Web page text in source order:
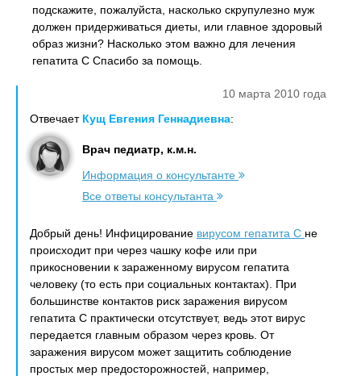
подскажите, пожалуйста, насколько скрупулезно муж
должен придерживаться диеты, или главное здоровый
образ жизни? Насколько этом важно для лечения
гепатита С Спасибо за помощь.
10 марта 2010 года
Отвечает Кущ Евгения Геннадиевна:
Врач педиатр, к.м.н.
Информация о консультанте
Все ответы консультанта
Добрый день! Инфицирование вирусом гепатита С не
происходит при через чашку кофе или при
прикосновении к зараженному вирусом гепатита
человеку (то есть при социальных контактах). При
большинстве контактов риск заражения вирусом
гепатита С практически отсутствует, ведь этот вирус
передается главным образом через кровь. От
заражения вирусом может защитить соблюдение
простых мер предосторожностей, например,